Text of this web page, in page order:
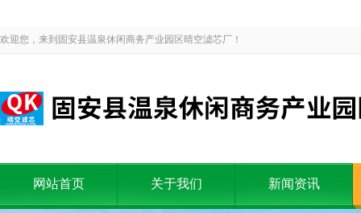
欢迎您，来到固安县温泉休闲商务产业园区晴空滤芯厂！
网站首页 关于我们 新闻资讯